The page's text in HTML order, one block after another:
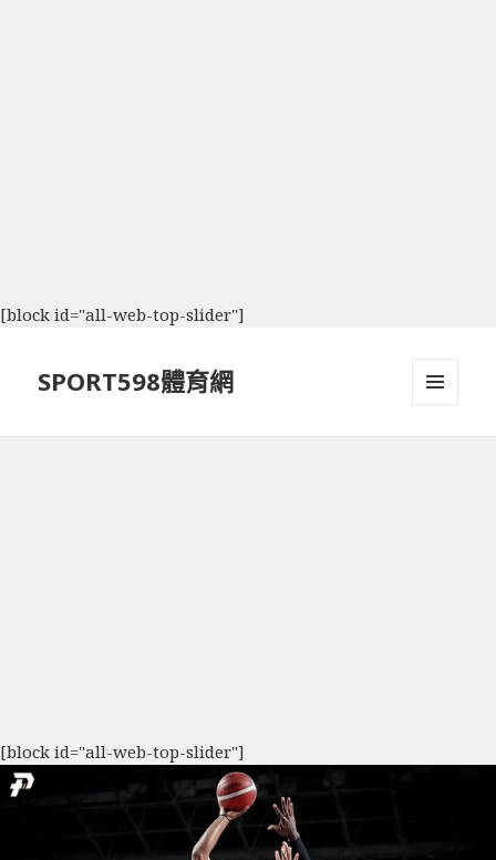
[block id="all-web-top-slider"]
SPORT598體育網
[block id="all-web-top-slider"]